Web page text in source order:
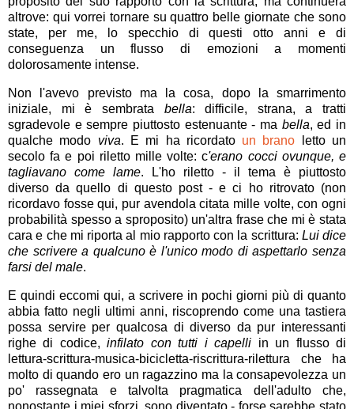
altrove: qui vorrei tornare su quattro belle giornate che sono
state, per me, lo specchio di questi otto anni e di
conseguenza un flusso di emozioni a momenti
dolorosamente intense.
Non l'avevo previsto ma la cosa, dopo la smarrimento
iniziale, mi è sembrata bella: difficile, strana, a tratti
sgradevole e sempre piuttosto estenuante - ma bella, ed in
qualche modo viva. E mi ha ricordato un brano letto un
secolo fa e poi riletto mille volte: c'erano cocci ovunque, e
tagliavano come lame. L'ho riletto - il tema è piuttosto
diverso da quello di questo post - e ci ho ritrovato (non
ricordavo fosse qui, pur avendola citata mille volte, con ogni
probabilità spesso a sproposito) un'altra frase che mi è stata
cara e che mi riporta al mio rapporto con la scrittura: Lui dice
che scrivere a qualcuno è l'unico modo di aspettarlo senza
farsi del male.
E quindi eccomi qui, a scrivere in pochi giorni più di quanto
abbia fatto negli ultimi anni, riscoprendo come una tastiera
possa servire per qualcosa di diverso da pur interessanti
righe di codice,infilato con tutti i capelli in un flusso di
lettura-scrittura-musica-bicicletta-riscrittura-rilettura che ha
molto di quando ero un ragazzino ma la consapevolezza un
po' rassegnata e talvolta pragmatica dell'adulto che,
nonostante i miei sforzi, sono diventato - forse sarebbe stato